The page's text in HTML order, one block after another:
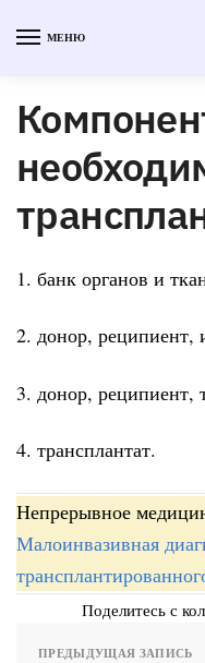
МЕНЮ
1. банк органов и
2. донор, реципиент,
3. донор, реципиент,
4. трансплантат.
Непрерывное
Малоинвазивная
Поделитесь с
ПРЕДЫДУЩАЯ ЗАПИСЬ